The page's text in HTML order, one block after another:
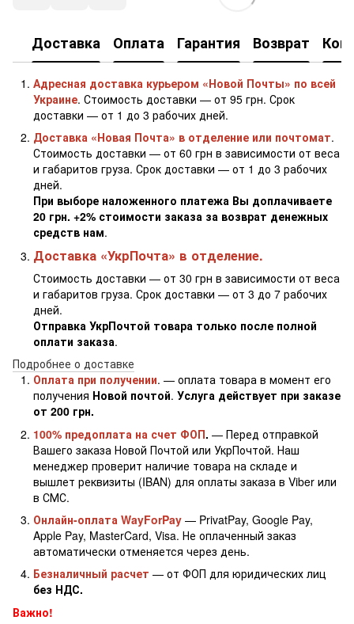
Доставка Оплата Гарантия Возврат
Адресная доставка курьером «Новой Почты» по всей
Украине. Стоимость доставки — от 95 грн. Срок
доставки — от 1 до 3 рабочих дней.
Доставка «Новая Почта» в отделение или почтомат.
Стоимость доставки — от 60 грн в зависимости от веса
и габаритов груза. Срок доставки — от 1 до 3 рабочих
дней.
При выборе наложенного платежа Вы доплачиваете
20 грн. +2% стоимости заказа за возврат денежных
средств нам.
Доставка «УкрПочта» в отделение.
Стоимость доставки — от 30 грн в зависимости от веса
и габаритов груза. Срок доставки — от 3 до 7 рабочих
дней.
Отправка УкрПочтой товара только после полной
оплати заказа.
Подробнее о доставке
Оплата при получении. — оплата товара в момент его
получения Новой почтой. Услуга действует при заказе
от 200 грн.
100% предоплата на счет ФОП. — Перед отправкой
Вашего заказа Новой Почтой или УкрПочтой. Наш
менеджер проверит наличие товара на складе и
вышлет реквизиты (IBAN) для оплаты заказа в Viber или
в СМС.
Онлайн-оплата WayForPay — PrivatPay, Google Pay,
Apple Pay, MasterCard, Visa. Не оплаченный заказ
автоматически отменяется через день.
Безналичный расчет — от ФОП для юридических лиц
без НДС.
Важно!